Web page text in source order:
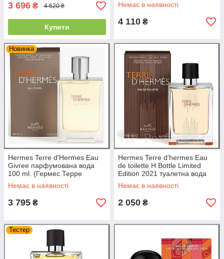
3 696 ₴ 4 620 ₴
Купити
Немає в наявності
4 110 ₴
Новинка
Hermes Terre d'Hermes Eau
Givree парфумована вода
100 ml. (Гермес Терре
Д'Гермес Еау Гівреє)
Немає в наявності
3 795 ₴
Hermes Terre d'hermes Eau
de toilette H Bottle Limited
Edition 2021 туалетна вода
100 ml. Ермес Терра Д Ермес
Немає в наявності
2 050 ₴
Тестер